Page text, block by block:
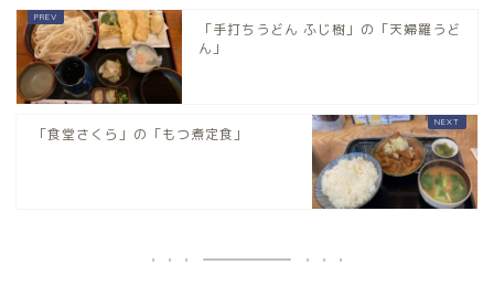
「手打ちうどん ふじ樹」の「天婦羅うど
ん」
「食堂さくら」の「もつ煮定食」